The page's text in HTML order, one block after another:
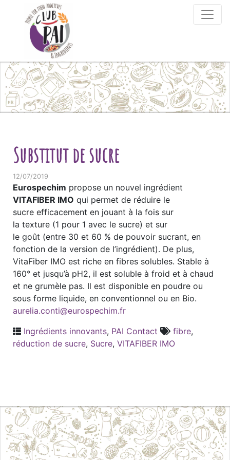
Skip to content
Substitut de sucre
12/07/2019
Eurospechim propose un nouvel ingrédient
VITAFIBER IMO qui permet de réduire le
sucre efficacement en jouant à la fois sur
la texture (1 pour 1 avec le sucre) et sur
le goût (entre 30 et 60 % de pouvoir sucrant, en
fonction de la version de l’ingrédient). De plus,
VitaFiber IMO est riche en fibres solubles. Stable à
160° et jusqu’à pH2, il est soluble à froid et à chaud
et ne grumèle pas. Il est disponible en poudre ou
sous forme liquide, en conventionnel ou en Bio.
aurelia.conti@eurospechim.fr
Ingrédients innovants, PAI Contact fibre,
réduction de sucre, Sucre, VITAFIBER IMO